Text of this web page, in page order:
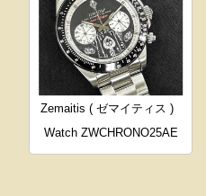
Zemaitis ( ゼマイティス )
Watch ZWCHRONO25AE